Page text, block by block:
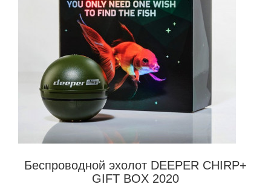
Беспроводной эхолот DEEPER CHIRP+
GIFT BOX 2020